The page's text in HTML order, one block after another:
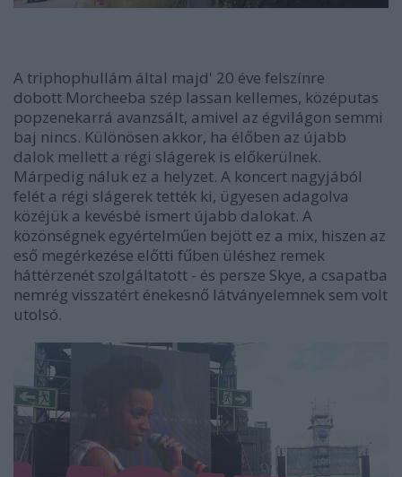
A triphophullám által majd' 20 éve felszínre
dobott Morcheeba szép lassan kellemes, középutas
popzenekarrá avanzsált, amivel az égvilágon semmi
baj nincs. Különösen akkor, ha élőben az újabb
dalok mellett a régi slágerek is előkerülnek.
Márpedig náluk ez a helyzet. A koncert nagyjából
felét a régi slágerek tették ki, ügyesen adagolva
közéjük a kevésbé ismert újabb dalokat. A
közönségnek egyértelműen bejött ez a mix, hiszen az
eső megérkezése előtti fűben üléshez remek
háttérzenét szolgáltatott - és persze Skye, a csapatba
nemrég visszatért énekesnő látványelemnek sem volt
utolsó.